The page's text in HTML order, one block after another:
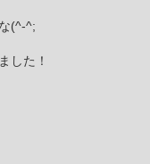
(^-^;
した！